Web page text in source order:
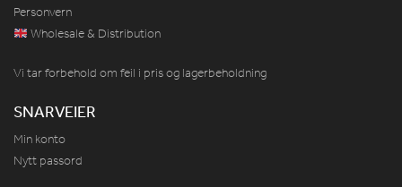
Personvern
Wholesale & Distribution
Vi tar forbehold om feil i pris og lagerbeholdning
SNARVEIER
Min konto
Nytt passord